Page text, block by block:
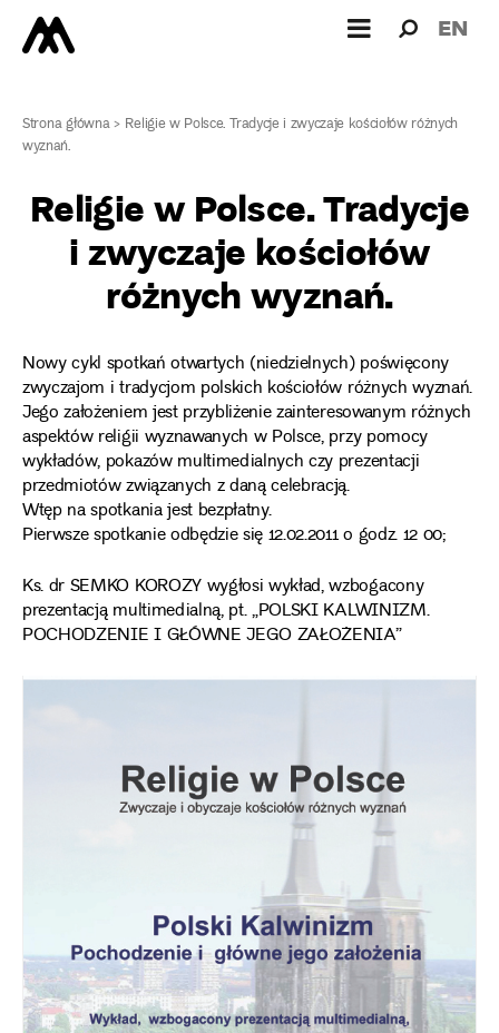
dla: EN
Strona główna> Religie w Polsce. Tradycje i zwyczaje kościołów różnych
wyznań.
Religie w Polsce. Tradycje
i zwyczaje kościołów
różnych wyznań.
Nowy cykl spotkań otwartych (niedzielnych) poświęcony
zwyczajom i tradycjom polskich kościołów różnych wyznań.
Jego założeniem jest przybliżenie zainteresowanym różnych
aspektów religii wyznawanych w Polsce, przy pomocy
wykładów, pokazów multimedialnych czy prezentacji
przedmiotów związanych z daną celebracją.
Wtęp na spotkania jest bezpłatny.
Pierwsze spotkanie odbędzie się 12.02.2011 o godz. 12 00;
Ks. dr SEMKO KOROZY wygłosi wykład, wzbogacony
prezentacją multimedialną, pt. „POLSKI KALWINIZM.
POCHODZENIE I GŁÓWNE JEGO ZAŁOŻENIA”